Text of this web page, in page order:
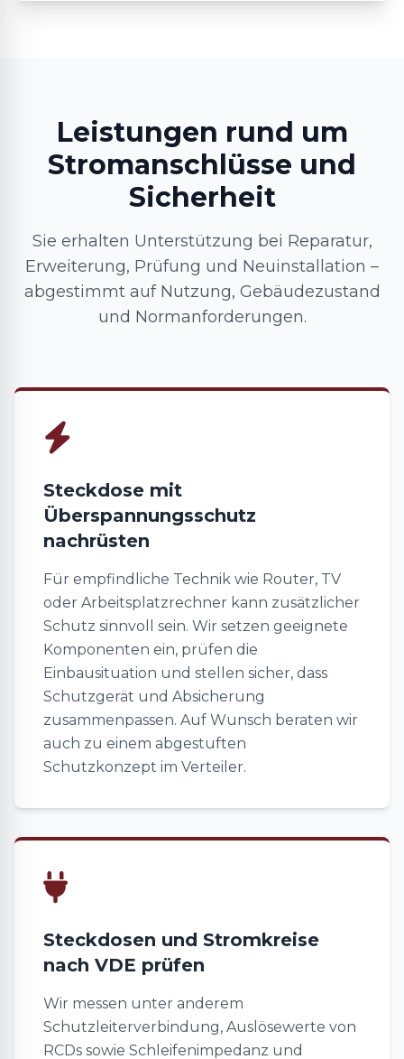
Leistungen rund um
Stromanschlüsse und
Sicherheit
Sie erhalten Unterstützung bei Reparatur,
Erweiterung, Prüfung und Neuinstallation –
abgestimmt auf Nutzung, Gebäudezustand
und Normanforderungen.
Steckdose mit
Überspannungsschutz
nachrüsten
Für empfindliche Technik wie Router, TV
oder Arbeitsplatzrechner kann zusätzlicher
Schutz sinnvoll sein. Wir setzen geeignete
Komponenten ein, prüfen die
Einbausituation und stellen sicher, dass
Schutzgerät und Absicherung
zusammenpassen. Auf Wunsch beraten wir
auch zu einem abgestuften
Schutzkonzept im Verteiler.
Steckdosen und Stromkreise
nach VDE prüfen
Wir messen unter anderem
Schutzleiterverbindung, Auslösewerte von
RCDs sowie Schleifenimpedanz und